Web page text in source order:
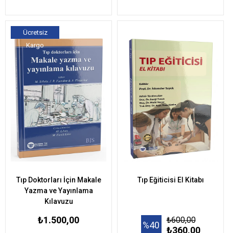
Tıp Doktorları İçin Makale
Yazma ve Yayınlama
Kılavuzu
₺1.500,00
Ücretsiz
Kargo
Tıp Eğiticisi El Kitabı
%40 ₺600,00
₺360,00